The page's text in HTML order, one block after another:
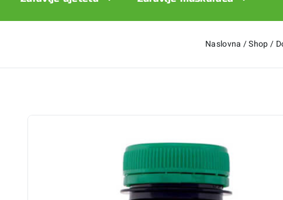
Naslovna /Shop/